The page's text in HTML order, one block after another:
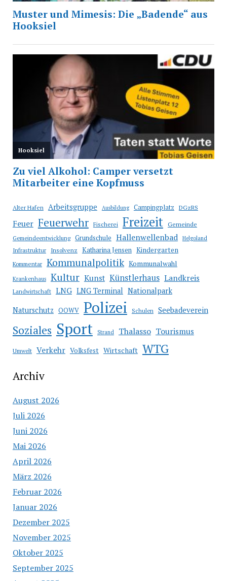
Alter Hafen Arbeitsgruppe Ausbildung Campingplatz DGzRS
Feuer Feuerwehr Fischerei Freizeit Gemeinde
Gemeindeentwicklung Grundschule Hallenwellenbad Helgoland
Infrastruktur Insolvenz Katharina Jensen Kindergarten
Kommentar Kommunalpolitik Kommunalwahl
Krankenhaus Kultur Kunst Künstlerhaus Landkreis
Landwirtschaft LNG LNG Terminal Nationalpark
Naturschutz OOWV Polizei Schulen Seebadeverein
Soziales Sport Strand Thalasso Tourismus
Umwelt Verkehr Volksfest Wirtschaft WTG
Archiv
August 2026
Juli 2026
Juni 2026
Mai 2026
April 2026
März 2026
Februar 2026
Januar 2026
Dezember 2025
November 2025
Oktober 2025
September 2025